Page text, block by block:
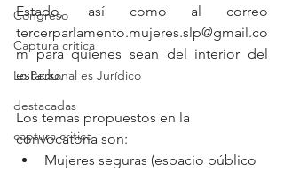
Congreso
Captura critica
Lo Personal es Jurídico
destacadas
captura critica
Estado, así como al correo
tercerparlamento.mujeres.slp@gmail.co
m para quienes sean del interior del
estado.
Los temas propuestos en la
convocatoria son:
Mujeres seguras (espacio público